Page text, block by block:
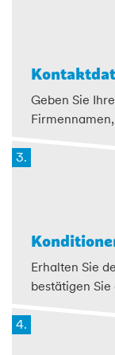
Geben Sie
3.
Erhalten Sie
bestätigen Sie
4.